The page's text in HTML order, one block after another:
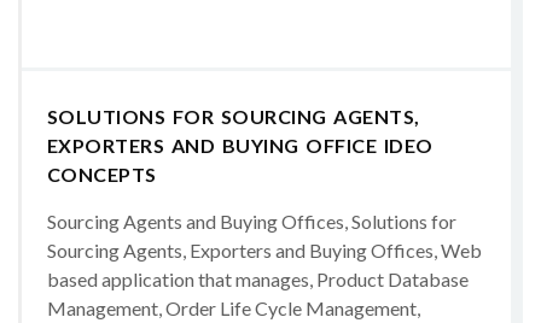
SOLUTIONS FOR SOURCING AGENTS,
EXPORTERS AND BUYING OFFICE IDEO
CONCEPTS
Sourcing Agents and Buying Offices, Solutions for
Sourcing Agents, Exporters and Buying Offices, Web
based application that manages, Product Database
Management, Order Life Cycle Management,